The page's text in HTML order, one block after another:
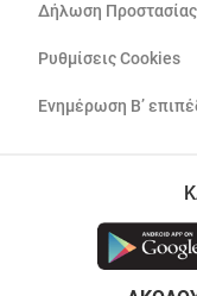
Δήλωση
Ρυθμίσεις Cookies
Ενημέρωση Β’